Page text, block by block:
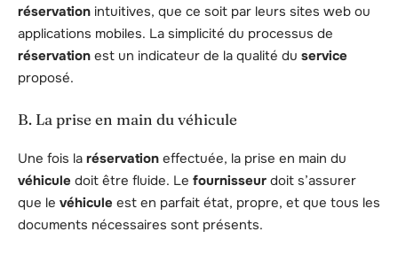
réservation intuitives, que ce soit par leurs sites web ou
applications mobiles. La simplicité du processus de
réservation est un indicateur de la qualité du service
proposé.
B. La prise en main du véhicule
Une fois la réservation effectuée, la prise en main du
véhicule doit être fluide. Le fournisseur doit s’assurer
que le véhicule est en parfait état, propre, et que tous les
documents nécessaires sont présents.